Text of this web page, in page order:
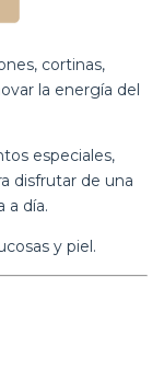
cortinas,
la energía del
especiales,
disfrutar de una
a día.
y piel.